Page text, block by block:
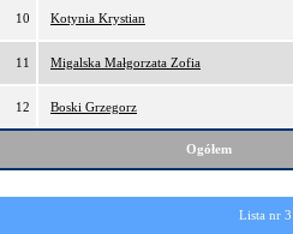
10 Kotynia Krystian
11 Migalska Małgorzata Zofia
12 Boski Grzegorz
Ogółem
Lista nr